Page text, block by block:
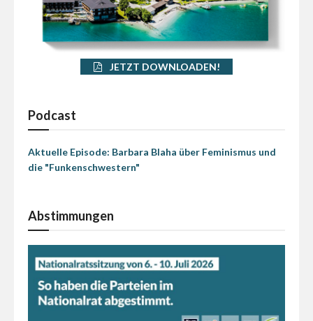
JETZT DOWNLOADEN!
Podcast
Aktuelle Episode: Barbara Blaha über Feminismus und
die "Funkenschwestern"
Abstimmungen